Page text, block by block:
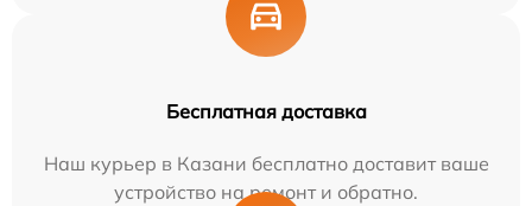
Бесплатная доставка
Наш курьер в Казани бесплатно доставит ваше
устройство на ремонт и обратно.